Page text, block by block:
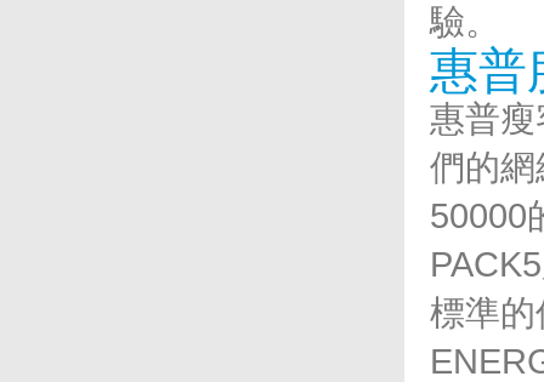
驗。
惠普
惠普
們的
50000
PACK5
標準